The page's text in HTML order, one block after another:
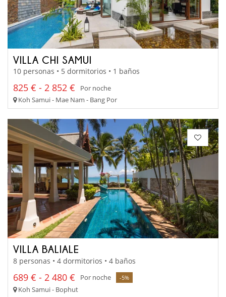
VILLA CHI SAMUI
10 personas • 5 dormitorios • 1 baños
825 € - 2 852 €
Por noche
Koh Samui - Mae Nam - Bang Por
VILLA BALIALE
8 personas • 4 dormitorios • 4 baños
689 € - 2 480 € Por noche -5%
Koh Samui - Bophut